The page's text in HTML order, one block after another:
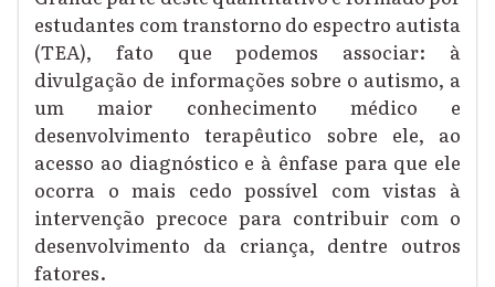
estudantes com transtorno do espectro autista
(TEA), fato que podemos associar: à
divulgação de informações sobre o autismo, a
um maior conhecimento médico e
desenvolvimento terapêutico sobre ele, ao
acesso ao diagnóstico e à ênfase para que ele
ocorra o mais cedo possível com vistas à
intervenção precoce para contribuir com o
desenvolvimento da criança, dentre outros
fatores.